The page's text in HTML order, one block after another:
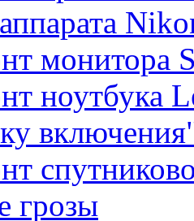
монитора
ноутбука
грозы